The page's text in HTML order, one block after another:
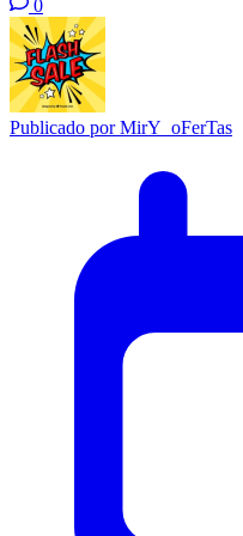
0
Publicado porMirY_oFerTas